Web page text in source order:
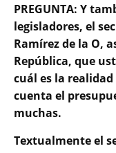
PREGUNTA: Y
legisladores, el
Ramírez de la O,
República, que
cuál es la
cuenta el
muchas.
Textualmente el